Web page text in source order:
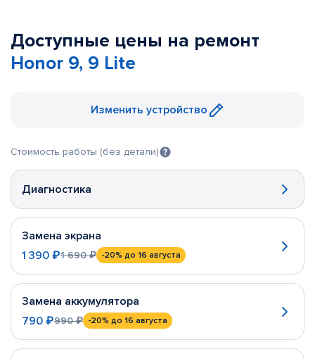
Доступные цены на ремонт
Honor 9, 9 Lite
Изменить устройство
Стоимость работы (без детали)
Диагностика
Замена экрана
1 390 ₽1 690 ₽ -20% до 16 августа
Замена аккумулятора
790 ₽990 ₽ -20% до 16 августа